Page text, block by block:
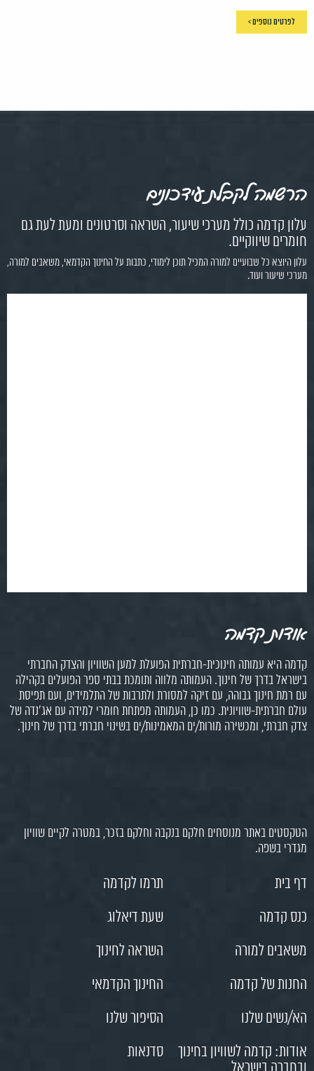
לפרטים נוספים >
הרשמה לקבלת עידכונים
עלון קדמה כולל מערכי שיעור, השראה וסרטונים ומעת לעת גם
חומרים שיווקיים.
עלון היוצא כל שבועיים למורה המכיל תוכן לימודי, כתבות על החינוך הקדמאי, משאבים למורה,
מערכי שיעור ועוד.
אודות קדמה
קדמה היא עמותה חינוכית-חברתית הפועלת למען השוויון והצדק החברתי
בישראל בדרך של חינוך. העמותה מלווה ותומכת בבתי ספר הפועלים בקהילה
עם רמת חינוך גבוהה, עם זיקה למסורת ולתרבות של התלמידים, ועם תפיסת
עולם חברתית-שוויונית. כמו כן, העמותה מפתחת חומרי למידה עם אג'נדה של
צדק חברתי, ומכשירה מורות/ים המאמינות/ים בשינוי חברתי בדרך של חינוך.
הטקסטים באתר מנוסחים חלקם בנקבה וחלקם בזכר, במטרה לקיים שוויון
מגדרי בשפה.
דף בית
תרמו לקדמה
כנס קדמה
שעת דיאלוג
משאבים למורה
השראה לחינוך
החנות של קדמה
החינוך הקדמאי
הא/נשים שלנו
הסיפור שלנו
אודות: קדמה לשוויון בחינוך
סדנאות